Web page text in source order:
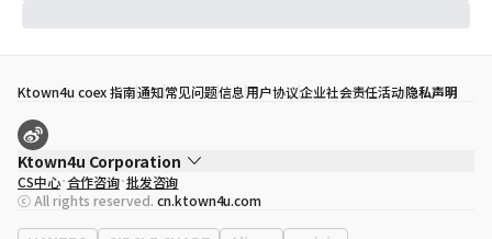
Ktown4u coex 指南通知常见问题信息用户协议企业社会责任活动隐私声明
Ktown4u Corporation
代表
宋効珉
营业执照 120-87-71116
公司地址 首尔特别市 江南区 岭东大路 513号 3楼 （三成洞， coex)
CS中心 合作咨询 批发咨询
ⓒ All rights reserved. cn.ktown4u.com